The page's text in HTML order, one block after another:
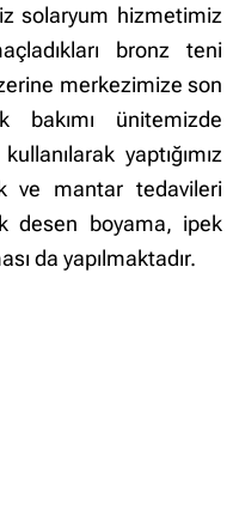
solaryum hizmetimiz
bronz teni
merkezimize son
ünitemizde
yaptığımız
ve mantar tedavileri
desen boyama, ipek
da yapılmaktadır.